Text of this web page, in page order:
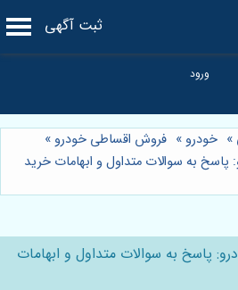
ثبت آگهی
» خودرو » فروش اقساطی خودرو »
به سوالات متداول و ابهامات خرید
پاسخ به سوالات متداول و ابهامات